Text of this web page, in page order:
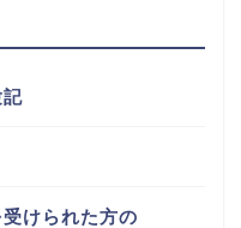
記
けられた方の